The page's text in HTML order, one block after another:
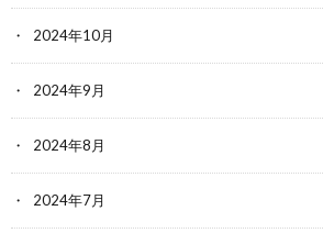
2024年10月
2024年9月
2024年8月
2024年7月